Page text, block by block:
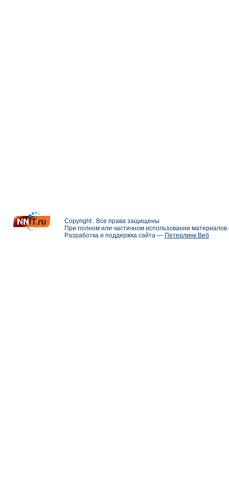
Copyright . Все права защищены
При полном или частичном использовании
Разработка и поддержка сайта — Петерлинк Веб